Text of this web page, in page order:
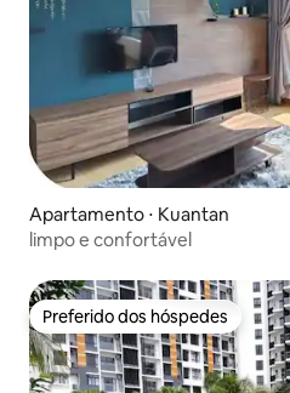
Apartamento ⋅ Kuantan
limpo e confortável
Preferido dos hóspedes
Preferido dos hóspedes